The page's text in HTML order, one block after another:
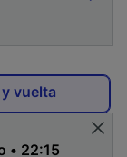
y vuelta